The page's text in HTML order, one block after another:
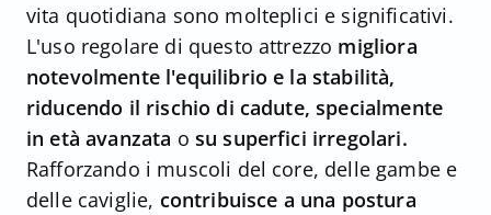
vita quotidiana sono molteplici e significativi.
L'uso regolare di questo attrezzo migliora
notevolmente l'equilibrio e la stabilità,
riducendo il rischio di cadute, specialmente
in età avanzata o su superfici irregolari.
Rafforzando i muscoli del core, delle gambe e
delle caviglie, contribuisce a una postura